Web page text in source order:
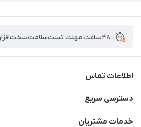
۴۸ ساعت مهلت تست سلامت سخت‌افزار
اطلاعات تماس
02122913967
دسترسی سریع
لیست محصولات
خدمات مشتریان